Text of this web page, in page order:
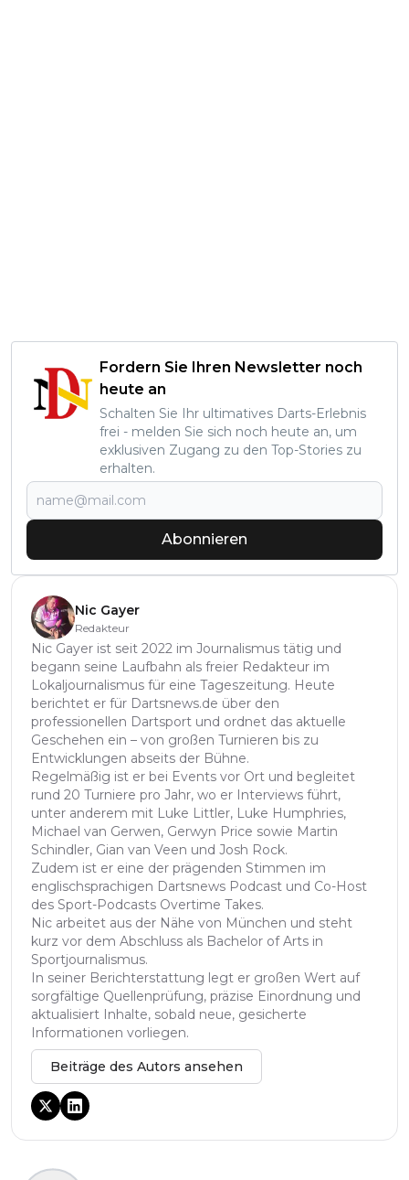
Fordern Sie Ihren Newsletter noch
heute an
Schalten Sie Ihr ultimatives Darts-Erlebnis
frei - melden Sie sich noch heute an, um
exklusiven Zugang zu den Top-Stories zu
erhalten.
Abonnieren
Nic Gayer
Redakteur
Nic Gayer ist seit 2022 im Journalismus tätig und
begann seine Laufbahn als freier Redakteur im
Lokaljournalismus für eine Tageszeitung. Heute
berichtet er für Dartsnews.de über den
professionellen Dartsport und ordnet das aktuelle
Geschehen ein – von großen Turnieren bis zu
Entwicklungen abseits der Bühne.
Regelmäßig ist er bei Events vor Ort und begleitet
rund 20 Turniere pro Jahr, wo er Interviews führt,
unter anderem mit Luke Littler, Luke Humphries,
Michael van Gerwen, Gerwyn Price sowie Martin
Schindler, Gian van Veen und Josh Rock.
Zudem ist er eine der prägenden Stimmen im
englischsprachigen Dartsnews Podcast und Co-Host
des Sport-Podcasts Overtime Takes.
Nic arbeitet aus der Nähe von München und steht
kurz vor dem Abschluss als Bachelor of Arts in
Sportjournalismus.
In seiner Berichterstattung legt er großen Wert auf
sorgfältige Quellenprüfung, präzise Einordnung und
aktualisiert Inhalte, sobald neue, gesicherte
Informationen vorliegen.
Beiträge des Autors ansehen